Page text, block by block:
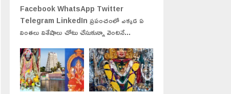
Facebook WhatsApp Twitter
Telegram LinkedIn ప్రపంచంలో ఎక్కడ ఏ
వింతలు విశేషాలు చోటు చేసుకున్నా వెంటనే...